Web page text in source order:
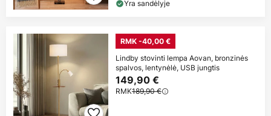
Yra sandėlyje
RMK -40,00 €
Lindby stovinti lempa Aovan, bronzinės
spalvos, lentynėlė, USB jungtis
149,90 €
RMK189,90 €